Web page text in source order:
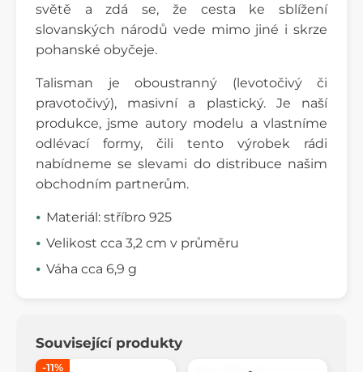
světě a zdá se, že cesta ke sblížení
slovanských národů vede mimo jiné i skrze
pohanské obyčeje.
Talisman je oboustranný (levotočivý či
pravotočivý), masivní a plastický. Je naší
produkce, jsme autory modelu a vlastníme
odlévací formy, čili tento výrobek rádi
nabídneme se slevami do distribuce našim
obchodním partnerům.
Materiál: stříbro 925
Velikost cca 3,2 cm v průměru
Váha cca 6,9 g
Související produkty
-11%